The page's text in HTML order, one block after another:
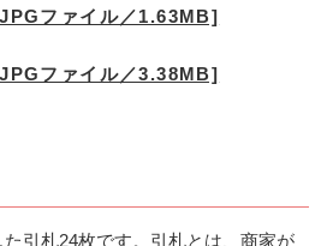
ファイル／1.63MB]
ファイル／3.38MB]
引札24枚です。引札とは、商家が